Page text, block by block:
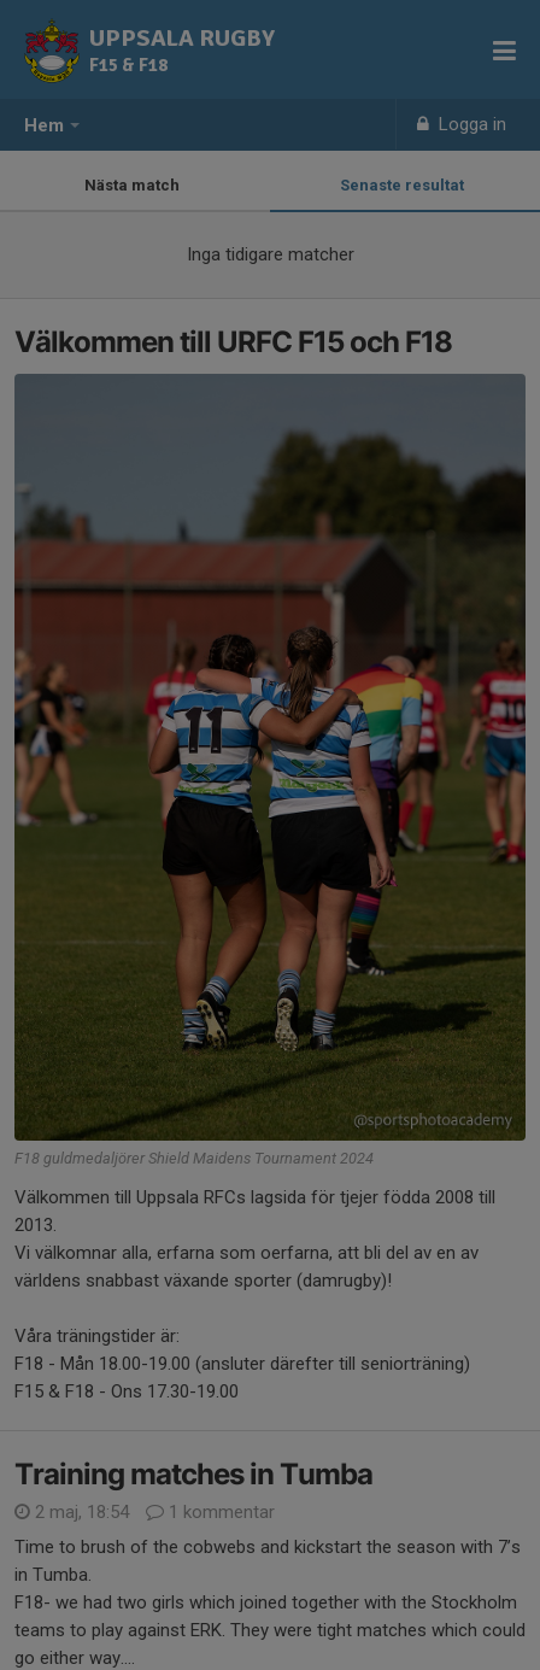
Hem Logga in
UPPSALA RUGBY
F15 & F18
Nästa match Senaste resultat
Inga tidigare matcher
Välkommen till URFC F15 och F18
F18 guldmedaljörer Shield Maidens Tournament 2024
Välkommen till Uppsala RFCs lagsida för tjejer födda 2008 till
2013.
Vi välkomnar alla, erfarna som oerfarna, att bli del av en av
världens snabbast växande sporter (damrugby)!
Våra träningstider är:
F18 - Mån 18.00-19.00 (ansluter därefter till seniorträning)
F15 & F18 - Ons 17.30-19.00
Training matches in Tumba
2 maj, 18:54
1 kommentar
Time to brush of the cobwebs and kickstart the season with 7’s
in Tumba.
F18- we had two girls which joined together with the Stockholm
teams to play against ERK. They were tight matches which could
go either way....